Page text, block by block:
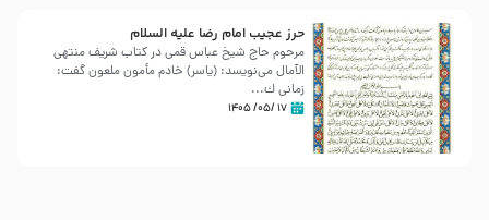
حرز عجیب امام رضا علیه السلام
مرحوم حاج شیخ عباس قمی در کتاب شریف منتهی
الآمال می‌نویسد: (ياسر) خادم مأمون ملعون گفت:
زمانى ك...
۱۷ /۰۵/ ۱۴۰۵